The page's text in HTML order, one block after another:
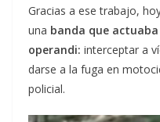
Gracias a ese trabajo,
una banda que
operandi: interceptar a
darse a la fuga en
policial.